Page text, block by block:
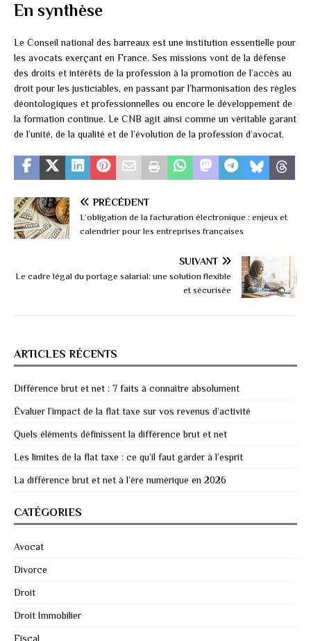
En synthèse
Le Conseil national des barreaux est une institution essentielle pour
les avocats exerçant en France. Ses missions vont de la défense
des droits et intérêts de la profession à la promotion de l’accès au
droit pour les justiciables, en passant par l’harmonisation des règles
déontologiques et professionnelles ou encore le développement de
la formation continue. Le CNB agit ainsi comme un véritable garant
de l’unité, de la qualité et de l’évolution de la profession d’avocat.
PRÉCÉDENT
L’obligation de la facturation électronique : enjeux et
calendrier pour les entreprises françaises
SUIVANT
Le cadre légal du portage salarial: une solution flexible
et sécurisée
ARTICLES RÉCENTS
Différence brut et net : 7 faits à connaître absolument
Évaluer l’impact de la flat taxe sur vos revenus d’activité
Quels éléments définissent la différence brut et net
Les limites de la flat taxe : ce qu’il faut garder à l’esprit
La différence brut et net à l’ère numérique en 2026
CATÉGORIES
Avocat
Divorce
Droit
Droit Immobilier
Fiscal